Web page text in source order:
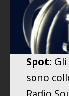
Spot:
sono
Radio